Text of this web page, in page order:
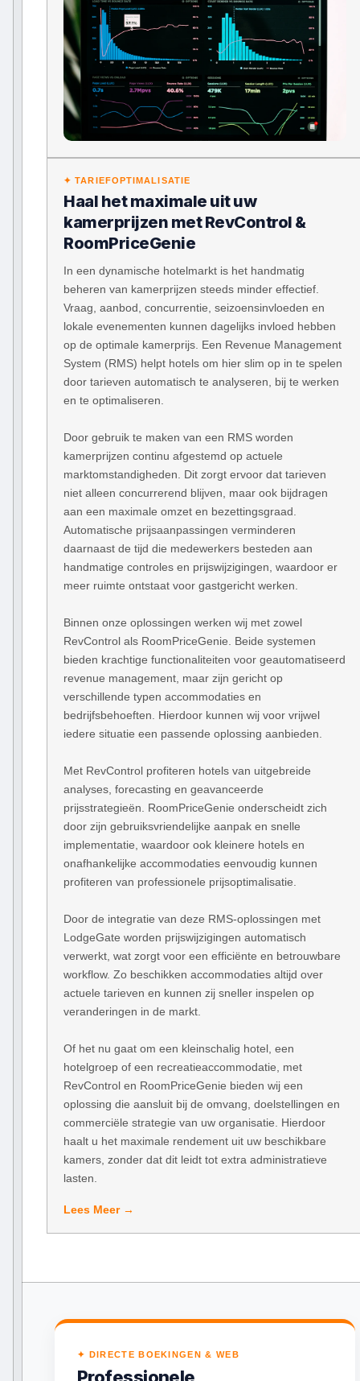
✦ TARIEFOPTIMALISATIE
Haal het maximale uit uw
kamerprijzen met RevControl &
RoomPriceGenie
In een dynamische hotelmarkt is het handmatig
beheren van kamerprijzen steeds minder effectief.
Vraag, aanbod, concurrentie, seizoensinvloeden en
lokale evenementen kunnen dagelijks invloed hebben
op de optimale kamerprijs. Een Revenue Management
System (RMS) helpt hotels om hier slim op in te spelen
door tarieven automatisch te analyseren, bij te werken
en te optimaliseren.
Door gebruik te maken van een RMS worden
kamerprijzen continu afgestemd op actuele
marktomstandigheden. Dit zorgt ervoor dat tarieven
niet alleen concurrerend blijven, maar ook bijdragen
aan een maximale omzet en bezettingsgraad.
Automatische prijsaanpassingen verminderen
daarnaast de tijd die medewerkers besteden aan
handmatige controles en prijswijzigingen, waardoor er
meer ruimte ontstaat voor gastgericht werken.
Binnen onze oplossingen werken wij met zowel
RevControl als RoomPriceGenie. Beide systemen
bieden krachtige functionaliteiten voor geautomatiseerd
revenue management, maar zijn gericht op
verschillende typen accommodaties en
bedrijfsbehoeften. Hierdoor kunnen wij voor vrijwel
iedere situatie een passende oplossing aanbieden.
Met RevControl profiteren hotels van uitgebreide
analyses, forecasting en geavanceerde
prijsstrategieën. RoomPriceGenie onderscheidt zich
door zijn gebruiksvriendelijke aanpak en snelle
implementatie, waardoor ook kleinere hotels en
onafhankelijke accommodaties eenvoudig kunnen
profiteren van professionele prijsoptimalisatie.
Door de integratie van deze RMS-oplossingen met
LodgeGate worden prijswijzigingen automatisch
verwerkt, wat zorgt voor een efficiënte en betrouwbare
workflow. Zo beschikken accommodaties altijd over
actuele tarieven en kunnen zij sneller inspelen op
veranderingen in de markt.
Of het nu gaat om een kleinschalig hotel, een
hotelgroep of een recreatieaccommodatie, met
RevControl en RoomPriceGenie bieden wij een
oplossing die aansluit bij de omvang, doelstellingen en
commerciële strategie van uw organisatie. Hierdoor
haalt u het maximale rendement uit uw beschikbare
kamers, zonder dat dit leidt tot extra administratieve
lasten.
Lees Meer →
✦ DIRECTE BOEKINGEN & WEB